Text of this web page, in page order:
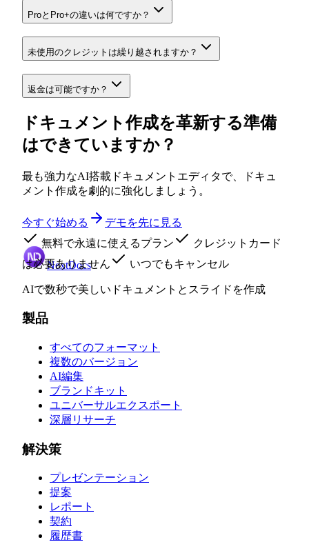
ProとPro+の違いは何ですか？
未使用のクレジットは繰り越されますか？
返金は可能ですか？
ドキュメント作成を革新する準備
はできていますか？
最も強力なAI搭載ドキュメントエディタで、ドキュ
メント作成を劇的に強化しましょう。
今すぐ始める
デモを先に見る
無料で永遠に使えるプラン
クレジットカード
は必要ありません
いつでもキャンセル
NextDocs
AIで数秒で美しいドキュメントとスライドを作成
製品
すべてのフォーマット
複数のバージョン
AI編集
ブランドキット
ユニバーサルエクスポート
深層リサーチ
解決策
プレゼンテーション
提案
レポート
契約
履歴書